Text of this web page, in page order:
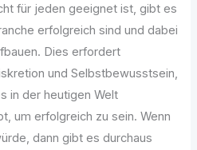
für jeden geeignet ist, gibt es
erfolgreich sind und dabei
Dies erfordert
und Selbstbewusstsein,
in der heutigen Welt
um erfolgreich zu sein. Wenn
dann gibt es durchaus